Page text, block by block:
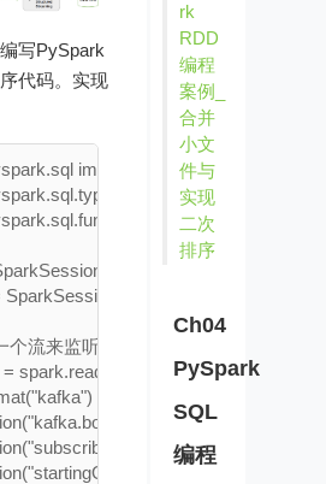
写PySpark
代码。实现
import SparkSession
import *
import *
实例
SparkSession.builder.appName("Kafka
个流来监听test topic的消息
spark.readStream \
\
"test") \
"earliest") \
rk
RDD
编程
案例_
合并
小文
件与
实现
二次
排序
Ch04
PySpark
SQL
编程